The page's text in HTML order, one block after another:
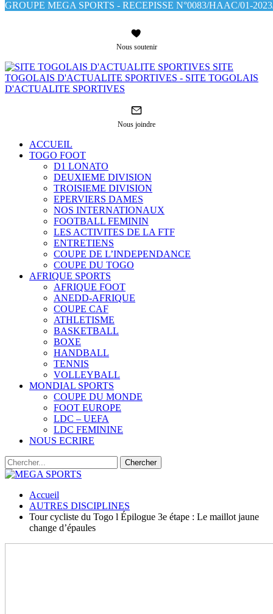
GROUPE MEGA SPORTS - RECEPISSE N°0083/HAAC/01-
Nous soutenir
SITE
TOGOLAIS D'ACTUALITE SPORTIVES - SITE TOGOLAIS
D'ACTUALITE SPORTIVES
Nous joindre
ACCUEIL
TOGO FOOT
D1 LONATO
DEUXIEME DIVISION
TROISIEME DIVISION
EPERVIERS DAMES
NOS INTERNATIONAUX
FOOTBALL FEMININ
LES ACTIVITES DE LA FTF
ENTRETIENS
COUPE DE L’INDEPENDANCE
COUPE DU TOGO
AFRIQUE SPORTS
AFRIQUE FOOT
ANEDD-AFRIQUE
COUPE CAF
ATHLETISME
BASKETBALL
BOXE
HANDBALL
TENNIS
VOLLEYBALL
MONDIAL SPORTS
COUPE DU MONDE
FOOT EUROPE
LDC – UEFA
LDC FEMININE
NOUS ECRIRE
Accueil
AUTRES DISCIPLINES
Tour cycliste du Togo l Épilogue 3e étape : Le maillot jaune
change d’épaules